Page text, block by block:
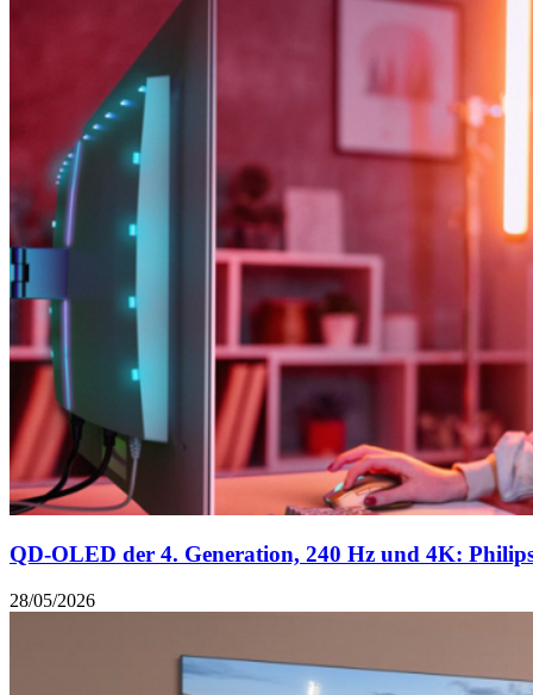
QD-OLED der 4. Generation, 240 Hz und 4K:
28/05/2026